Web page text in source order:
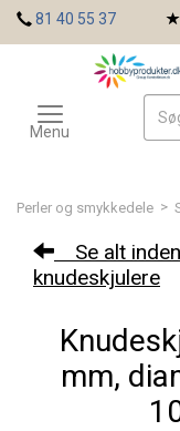
Perler og smykkedele >
Se alt
knudeskjulere
mm,
81 40 55 37
Toggle
navigation
Menu